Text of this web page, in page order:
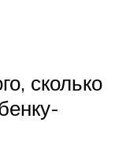
сколько